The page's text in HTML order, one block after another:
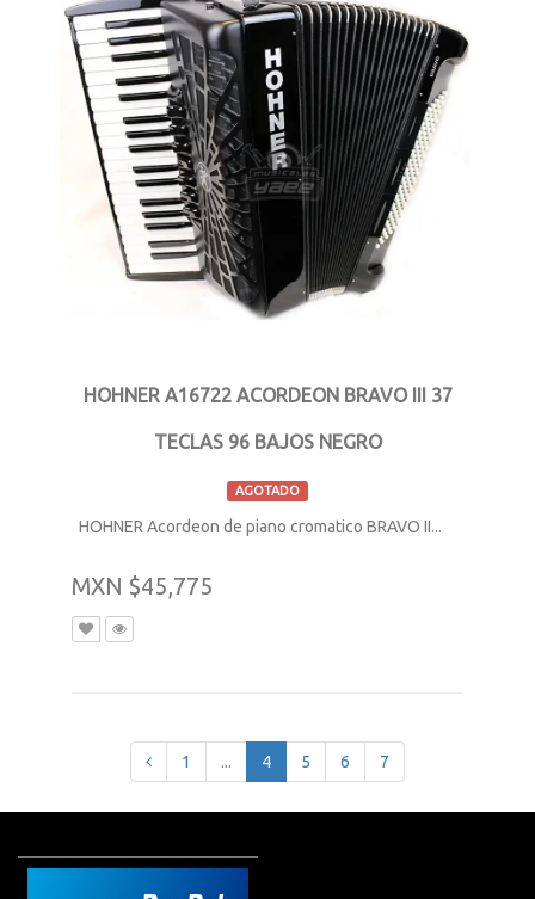
HOHNER A16722 ACORDEON BRAVO III 37
TECLAS 96 BAJOS NEGRO
AGOTADO
HOHNER Acordeon de piano cromatico BRAVO II...
MXN $45,775
1 ... 4 5 6 7